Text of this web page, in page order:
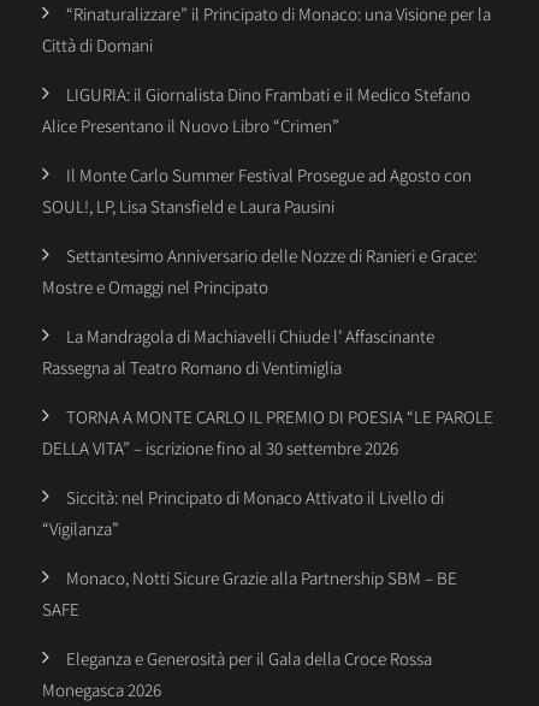
“Rinaturalizzare” il Principato di Monaco: una Visione per la
Città di Domani
LIGURIA: il Giornalista Dino Frambati e il Medico Stefano
Alice Presentano il Nuovo Libro “Crimen”
Il Monte Carlo Summer Festival Prosegue ad Agosto con
SOUL!, LP, Lisa Stansfield e Laura Pausini
Settantesimo Anniversario delle Nozze di Ranieri e Grace:
Mostre e Omaggi nel Principato
La Mandragola di Machiavelli Chiude l’ Affascinante
Rassegna al Teatro Romano di Ventimiglia
TORNA A MONTE CARLO IL PREMIO DI POESIA “LE PAROLE
DELLA VITA” – iscrizione fino al 30 settembre 2026
Siccità: nel Principato di Monaco Attivato il Livello di
“Vigilanza”
Monaco, Notti Sicure Grazie alla Partnership SBM – BE
SAFE
Eleganza e Generosità per il Gala della Croce Rossa
Monegasca 2026